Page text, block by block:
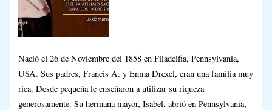
Nació el 26 de Noviembre del 1858 en Filadelfia, Pennsylvania,
USA. Sus padres, Francis A. y Enma Drexel, eran una familia muy
rica. Desde pequeña le enseñaron a utilizar su riqueza
generosamente. Su hermana mayor, Isabel, abrió en Pennsylvania,